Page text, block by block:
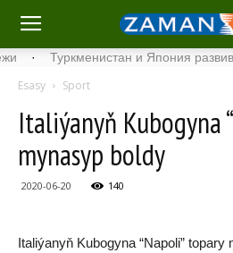
· Туркменистан и Япония
Esasy Sport
Ita­li­ýa­nyň Ku­bo­gy­na
my­na­syp bol­dy
2020-06-20 140
Ita­li­ýa­nyň Ku­bo­gy­na “Na­po­li”